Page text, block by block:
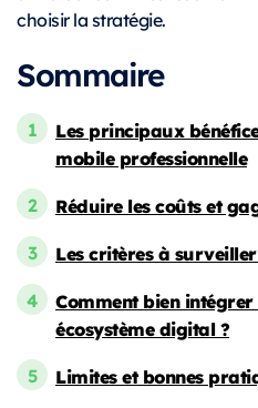
choisir la stratégie.
Sommaire
Les principaux
mobile professionnelle
Réduire les coûts et
Les critères à
Comment bien
écosystème digital ?
Limites et bonnes